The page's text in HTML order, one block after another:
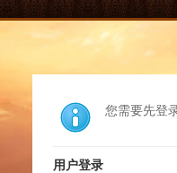
您需要先登
用户登录